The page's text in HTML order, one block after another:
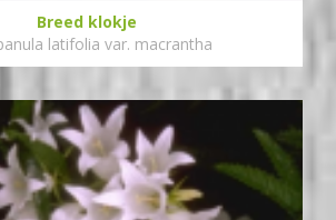
Breed klokje
latifolia var. macrantha